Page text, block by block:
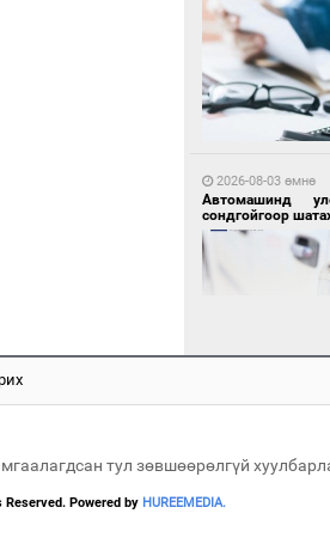
1 өдрийн өмнө
Монгол Улсын
өнөөдөр Хятадын
дугаартай
2026-08-03 өмнө
Автомашинд
сондгойгоор
тул зөвшөөрөлгүй
Powered by HUREEMEDIA.